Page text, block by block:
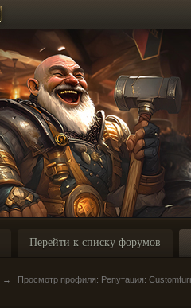
Перейти к списку форумов
→ Просмотр профиля: Репутация: